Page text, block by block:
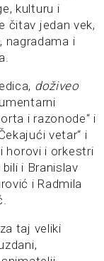
kulturu i
čitav jedan vek,
nagradama i
doživeo
i razonode“ i
vetar“ i
i horovi i orkestri
i Branislav
i Radmila
taj veliki